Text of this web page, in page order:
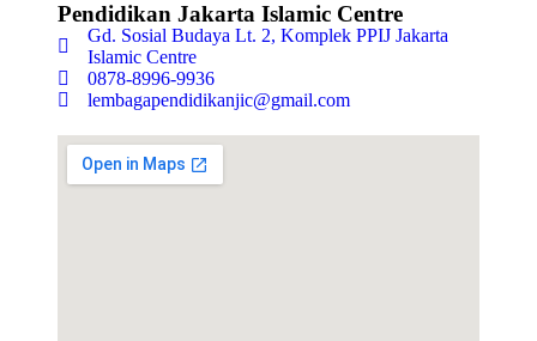
Pendidikan Jakarta Islamic Centre
Gd. Sosial Budaya Lt. 2, Komplek PPIJ Jakarta
Islamic Centre
0878-8996-9936
lembagapendidikanjic@gmail.com